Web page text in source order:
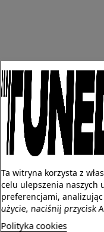
Ta witryna korzysta z
celu ulepszenia naszych
preferencjami,
użycie, naciśnij przycisk
Polityka cookies